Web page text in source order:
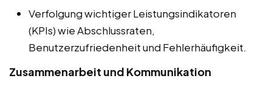
Verfolgung wichtiger Leistungsindikatoren
(KPIs) wie Abschlussraten,
Benutzerzufriedenheit und Fehlerhäufigkeit.
Zusammenarbeit und Kommunikation